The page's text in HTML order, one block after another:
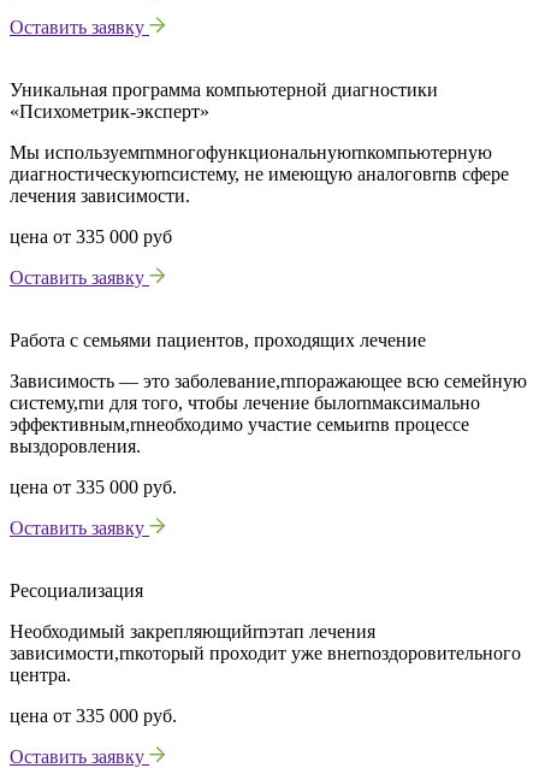
Оставить заявку
Уникальная программа компьютерной диагностики
«Психометрик-эксперт»
Мы используемrnмногофункциональнуюrnкомпьютерную
диагностическуюrnсистему, не имеющую аналоговrnв сфере
лечения зависимости.
цена от 335 000 руб
Оставить заявку
Работа с семьями пациентов, проходящих лечение
Зависимость — это заболевание,rnпоражающее всю семейную
систему,rnи для того, чтобы лечение былоrnмаксимально
эффективным,rnнеобходимо участие семьиrnв процессе
выздоровления.
цена от 335 000 руб.
Оставить заявку
Ресоциализация
Необходимый закрепляющийrnэтап лечения
зависимости,rnкоторый проходит уже внеrnоздоровительного
центра.
цена от 335 000 руб.
Оставить заявку